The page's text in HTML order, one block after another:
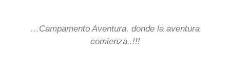
…Campamento Aventura, donde la aventura
comienza..!!!